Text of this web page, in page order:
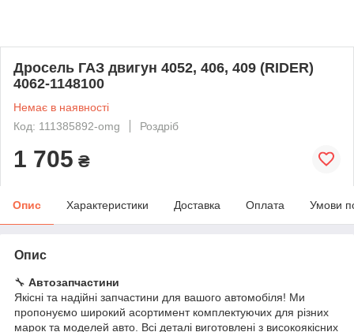
Дросель ГАЗ двигун 4052, 406, 409 (RIDER)
4062-1148100
Немає в наявності
Код: 111385892-omg
Роздріб
1 705 ₴
Опис Характеристики Доставка Оплата Умови
Опис
🔧 Автозапчастини
Якісні та надійні запчастини для вашого автомобіля! Ми
пропонуємо широкий асортимент комплектуючих для різних
марок та моделей авто. Всі деталі виготовлені з високоякісних